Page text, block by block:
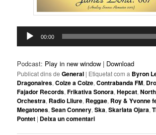
Reproductor
d'àudio
00:00
Podcast: Play in new window | Download
Publicat dins de General | Etiquetat com a Byron
Dragonaires,Colze a Colze,Contrabanda FM,
Fajador Records,Frikativa Sonora,Hepcat,
Orchestra, Radio Lliure, Reggae, Roy & Yvonne
Megatones,Sean Connery,Ska,Skarlata Ojara,
Pontet | Deixa un comentari